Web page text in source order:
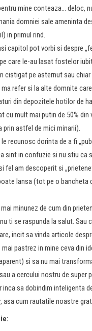
mine conteaza… deloc,
domniei sale ameninta
in primul rind.
capitol pot vorbi si despre
care le-au lasat fostelor
cistigat pe asternut sau chiar
ma refer si la alte domnite
din depozitele hotilor de
cu mult mai putin de 50%
prin astfel de mici minarii).
le recunosc dorinta de a fi
sint in confuzie si nu stiu ca
fel am descoperit si
lansa (tot pe o bancheta
minunez de cum din
ti se raspunda la salut.
incit sa vinda articole
mai pastrez in mine ceva din
si sa nu mai
a cercului nostru de super
inca sa dobindim inteligenta
asa cum rautatile noastre